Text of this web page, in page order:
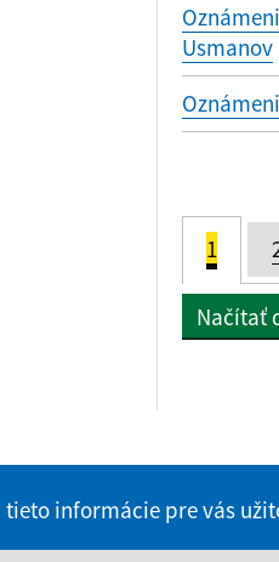
Usmanov
1
Načítať
tieto informácie pre vás